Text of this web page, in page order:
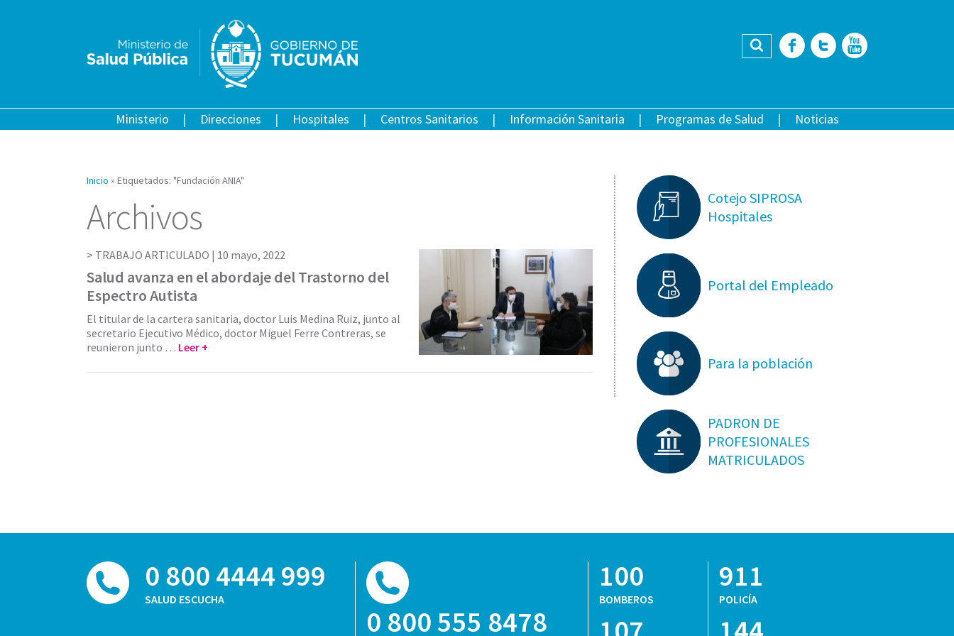
Buscar Facebook
Twitter
Ministerio Direcciones Hospitales Centros Sanitarios Información Sanitaria Programas de Salud Noticias
Inicio » Etiquetados: "Fundación ANIA"
Archivos
TRABAJO ARTICULADO | 10 mayo, 2022
Salud avanza en el abordaje del Trastorno del
Espectro Autista
El titular de la cartera sanitaria, doctor Luis Medina Ruiz, junto al
secretario Ejecutivo Médico, doctor Miguel Ferre Contreras, se
reunieron junto … Leer +
Cotejo SIPROSA
Hospitales
Portal del Empleado
Para la población
PADRON DE
PROFESIONALES
MATRICULADOS
0 800 4444 999
SALUD ESCUCHA
0 800 555 8478
100
BOMBEROS
911
POLICÍA